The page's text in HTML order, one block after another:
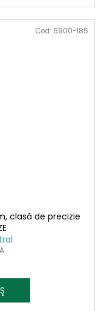
clasă de precizie
Cod: 6900-185